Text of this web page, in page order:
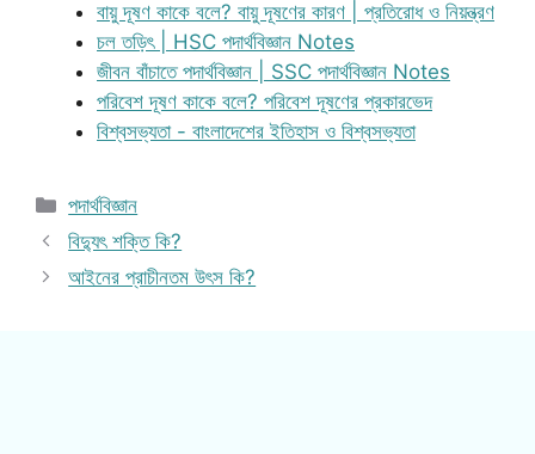
বায়ু দূষণ কাকে বলে? বায়ু দূষণের কারণ | প্রতিরোধ ও নিয়ন্ত্রণ
চল তড়িৎ | HSC পদার্থবিজ্ঞান Notes
জীবন বাঁচাতে পদার্থবিজ্ঞান | SSC পদার্থবিজ্ঞান Notes
পরিবেশ দূষণ কাকে বলে? পরিবেশ দূষণের প্রকারভেদ
বিশ্বসভ্যতা - বাংলাদেশের ইতিহাস ও বিশ্বসভ্যতা
Categories
পদার্থবিজ্ঞান
বিদ্যুৎ শক্তি কি?
আইনের প্রাচীনতম উৎস কি?